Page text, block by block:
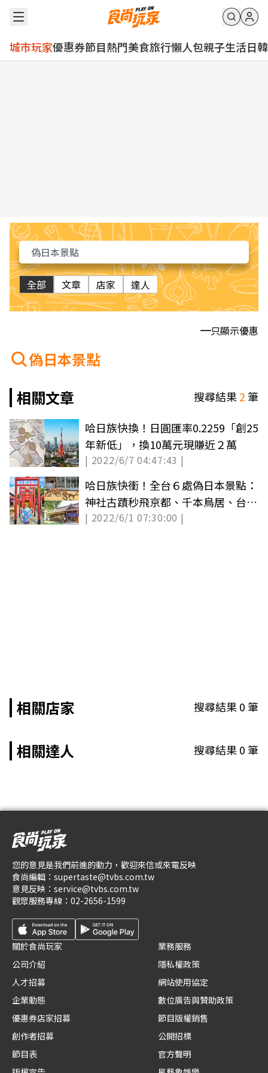
城市玩家優惠券節目熱門美食旅行懶人包親子生活日韓
全部 文章 店家 達人
只顯示優惠
偽日本景點
相關文章
搜尋結果2筆
哈日族快換！日圓匯率0.2259「創25
年新低」，換10萬元現賺近２萬
| 2022/6/7 04:47:43 |
哈日族快衝！全台６處偽日本景點：
神社古蹟秒飛京都、千本鳥居、台版
小奈良
| 2022/6/1 07:30:00 |
相關店家 搜尋結果0筆
相關達人 搜尋結果0筆
您的意見是我們前進的動力，歡迎來信或來電反映
食尚編輯： supertaste@tvbs.com.tw
意見反映： service@tvbs.com.tw
觀眾服務專線： 02-2656-1599
關於食尚玩家
公司介紹
人才招募
企業動態
優惠券店家招募
創作者招募
節目表
業務服務
隱私權政策
網站使用協定
數位廣告與贊助政策
節目版權銷售
公開招標
官方聲明